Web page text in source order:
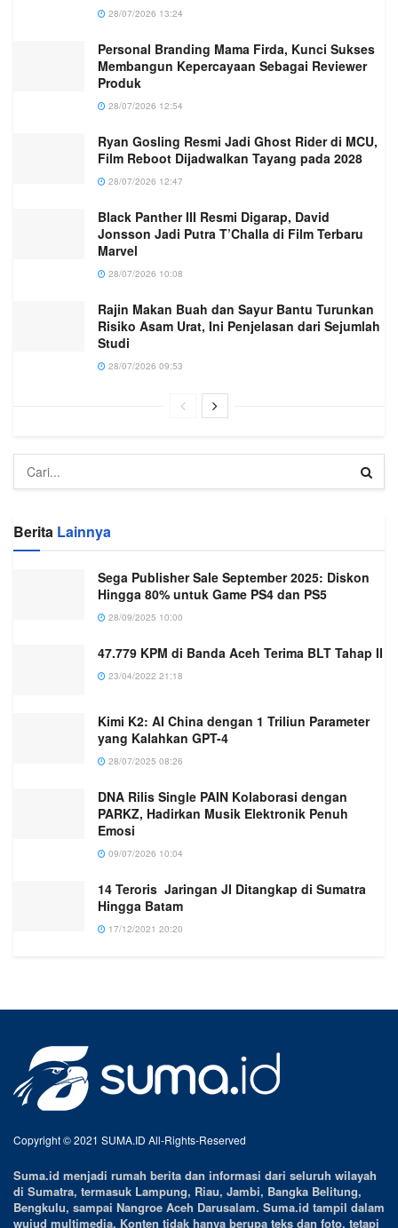
28/07/2026 13:24
Personal Branding Mama Firda, Kunci Sukses
Membangun Kepercayaan Sebagai Reviewer
Produk
28/07/2026 12:54
Ryan Gosling Resmi Jadi Ghost Rider di MCU,
Film Reboot Dijadwalkan Tayang pada 2028
28/07/2026 12:47
Black Panther III Resmi Digarap, David
Jonsson Jadi Putra T’Challa di Film Terbaru
Marvel
28/07/2026 10:08
Rajin Makan Buah dan Sayur Bantu Turunkan
Risiko Asam Urat, Ini Penjelasan dari Sejumlah
Studi
28/07/2026 09:53
Berita Lainnya
Sega Publisher Sale September 2025: Diskon
Hingga 80% untuk Game PS4 dan PS5
28/09/2025 10:00
47.779 KPM di Banda Aceh Terima BLT Tahap II
23/04/2022 21:18
Kimi K2: AI China dengan 1 Triliun Parameter
yang Kalahkan GPT-4
28/07/2025 08:26
DNA Rilis Single PAIN Kolaborasi dengan
PARKZ, Hadirkan Musik Elektronik Penuh
Emosi
09/07/2026 10:04
14 Teroris Jaringan JI Ditangkap di Sumatra
Hingga Batam
17/12/2021 20:20
Copyright © 2021 SUMA.ID All-Rights-Reserved
Suma.id menjadi rumah berita dan informasi dari seluruh wilayah
di Sumatra, termasuk Lampung, Riau, Jambi, Bangka Belitung,
Bengkulu, sampai Nangroe Aceh Darusalam. Suma.id tampil dalam
wujud multimedia. Konten tidak hanya berupa teks dan foto, tetapi